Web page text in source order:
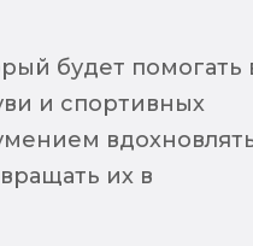
будет помогать
и спортивных
их в